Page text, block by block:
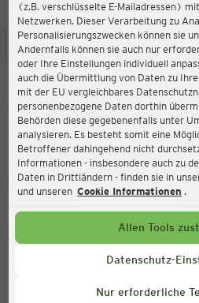
(z.B. verschlüsselte E-Mailadressen)
Netzwerken. Dieser Verarbeitung zu
Personalisierungszwecken können sie
Andernfalls können sie auch nur
oder Ihre Einstellungen individuell
auch die Übermittlung von Daten zu
mit der EU vergleichbares
personenbezogene Daten dorthin
Behörden diese gegebenenfalls unter
analysieren. Es besteht somit eine
Betroffener dahingehend nicht
Informationen - insbesondere auch zu
Daten in Drittländern - finden sie in
und unseren Cookie Informationen .
Allen Tools
Datenschutz-
Nur erforderliche
4,6
STANDORT SERVICES SORTIMENT
Ernsting's family
Hauptstraße 138, 26639
Aktuell:
Geschlossen
Service Hotline
+43 (0) 1 2675 502